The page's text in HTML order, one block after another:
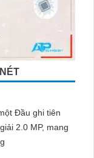
Đầu ghi tiên
2.0 MP, mang